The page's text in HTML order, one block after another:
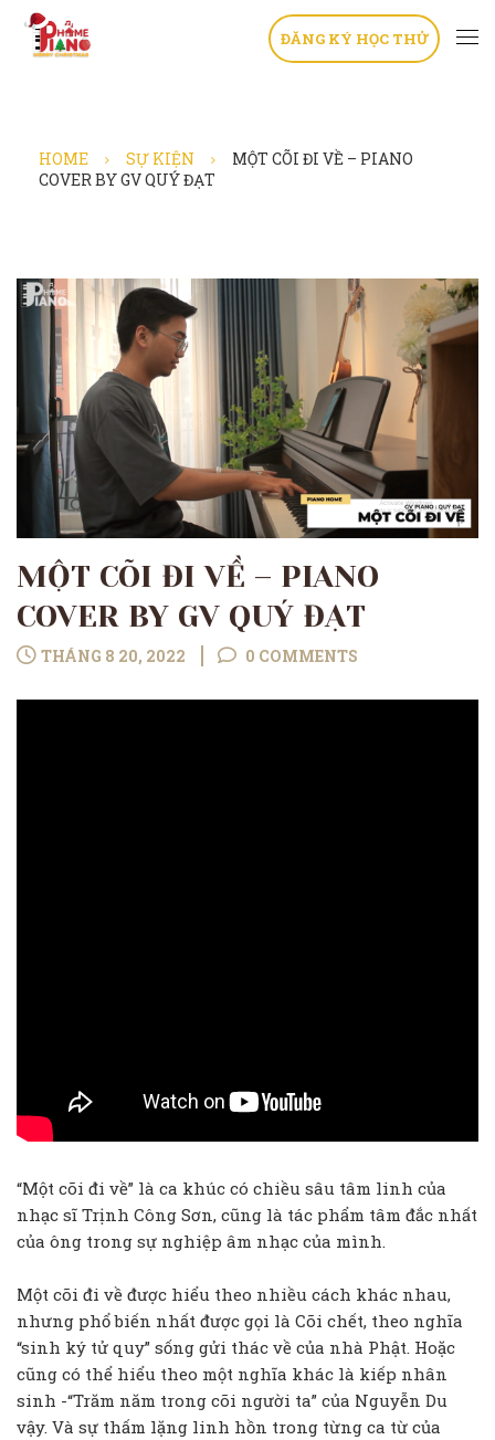
ĐĂNG KÝ HỌC THỬ
HOME SỰ KIỆN
MỘT CÕI ĐI VỀ – PIANO
COVER BY GV QUÝ ĐẠT
MỘT CÕI ĐI VỀ – PIANO
COVER BY GV QUÝ ĐẠT
THÁNG 8 20, 2022 0 COMMENTS
“Một cõi đi về” là ca khúc có chiều sâu tâm linh của
nhạc sĩ Trịnh Công Sơn, cũng là tác phẩm tâm đắc nhất
của ông trong sự nghiệp âm nhạc của mình.
Một cõi đi về được hiểu theo nhiều cách khác nhau,
nhưng phổ biến nhất được gọi là Cõi chết, theo nghĩa
“sinh ký tử quy” sống gửi thác về của nhà Phật. Hoặc
cũng có thể hiểu theo một nghĩa khác là kiếp nhân
sinh -“Trăm năm trong cõi người ta” của Nguyễn Du
vậy. Và sự thấm lặng linh hồn trong từng ca từ của